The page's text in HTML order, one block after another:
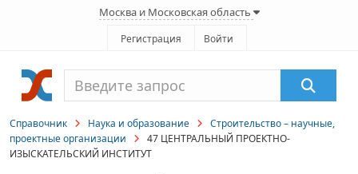
Москва и Московская область
Регистрация Войти
Справочник Наука и образование
Строительство – научные,
проектные организации
47 ЦЕНТРАЛЬНЫЙ ПРОЕКТНО-
ИЗЫСКАТЕЛЬСКИЙ ИНСТИТУТ